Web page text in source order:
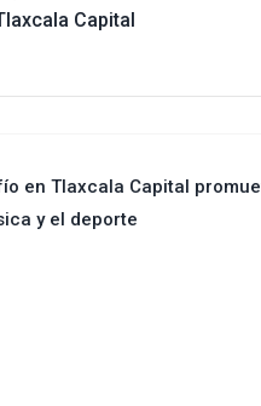
Capital
en Tlaxcala Capital
y el deporte